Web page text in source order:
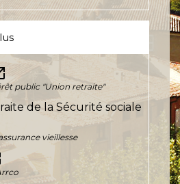
public "Union retraite"
de la Sécurité sociale
vieillesse